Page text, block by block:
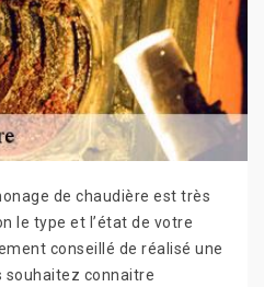
de chaudière est très
le type et l’état de votre
conseillé de réalisé une
souhaitez connaitre